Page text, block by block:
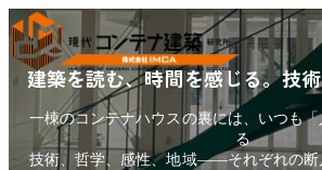
建築を読む、時間を感じる。技
一棟のコンテナハウスの裏には、いつも
る
技術、哲学、感性、地域——それぞれの断